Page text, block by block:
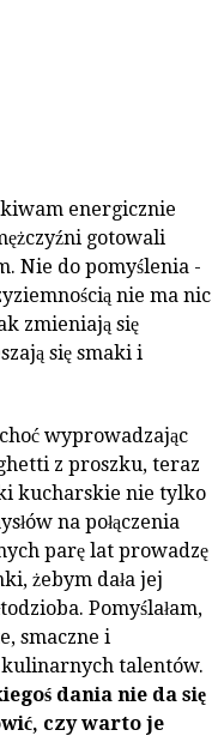
energicznie
gotowali
Nie do pomyślenia -
nie ma nic
zmieniają się
się smaki i
wyprowadzając
z proszku, teraz
kucharskie nie tylko
na połączenia
parę lat prowadzę
żebym dała jej
Pomyślałam,
smaczne i
kulinarnych talentów.
dania nie da się
czy warto je